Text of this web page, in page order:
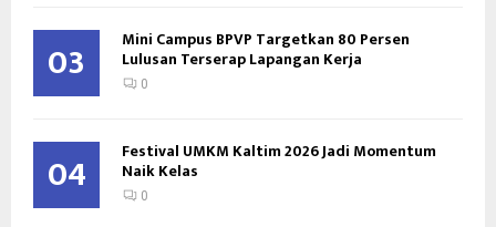
03 Mini Campus BPVP Targetkan 80 Persen
Lulusan Terserap Lapangan Kerja
0
04 Festival UMKM Kaltim 2026 Jadi Momentum
Naik Kelas
0